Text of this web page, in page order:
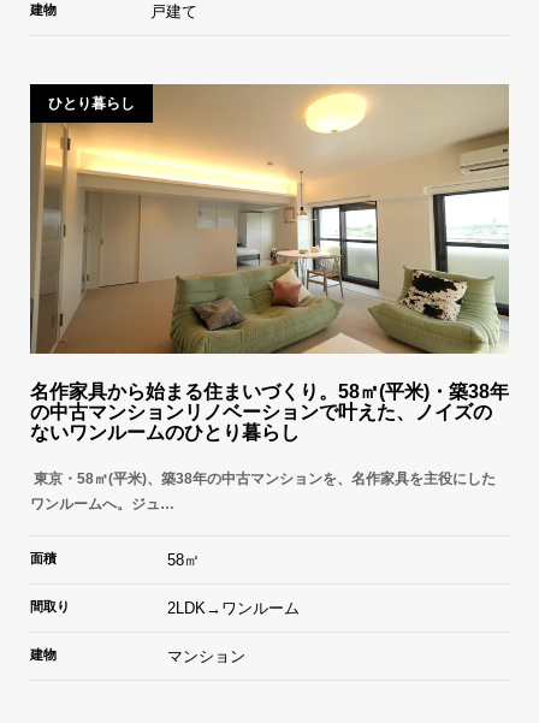
建物 戸建て
ひとり暮らし
名作家具から始まる住まいづくり。58㎡(平米)・築38年
の中古マンションリノベーションで叶えた、ノイズの
ないワンルームのひとり暮らし
東京・58㎡(平米)、築38年の中古マンションを、名作家具を主役にした
ワンルームへ。ジュ…
面積 58㎡
間取り 2LDK→ワンルーム
建物 マンション